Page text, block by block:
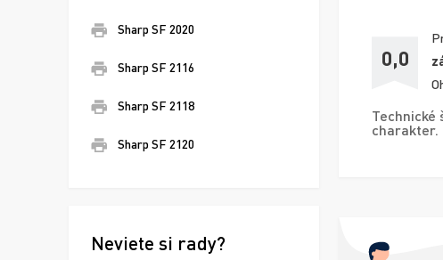
Sharp SF 2020
Sharp SF 2116
Sharp SF 2118
Sharp SF 2120
Neviete si rady?
0,0
Technické
charakter.